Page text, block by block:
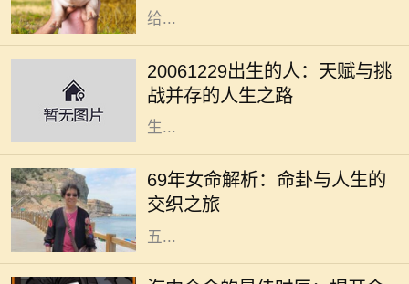
给...
20061229出生的人：天赋与挑
战并存的人生之路
在我们的人生旅途中，每个出生日期
都蕴含着独特的命理密码。对于2006
年12月29日出生的人来说，他们的命
运之路充满了挑战与机遇。这一天出
生...
69年女命解析：命卦与人生的
交织之旅
在中国的传统文化中，命理学一直占
据着重要的地位。特别是对于1969年
出生的女性，她们的命卦具有独特的
含义与特点。69年女命，通常属蛇，
五...
在中国传统的命理学中，每个人的命
运都与五行有着密切的关联。海中金